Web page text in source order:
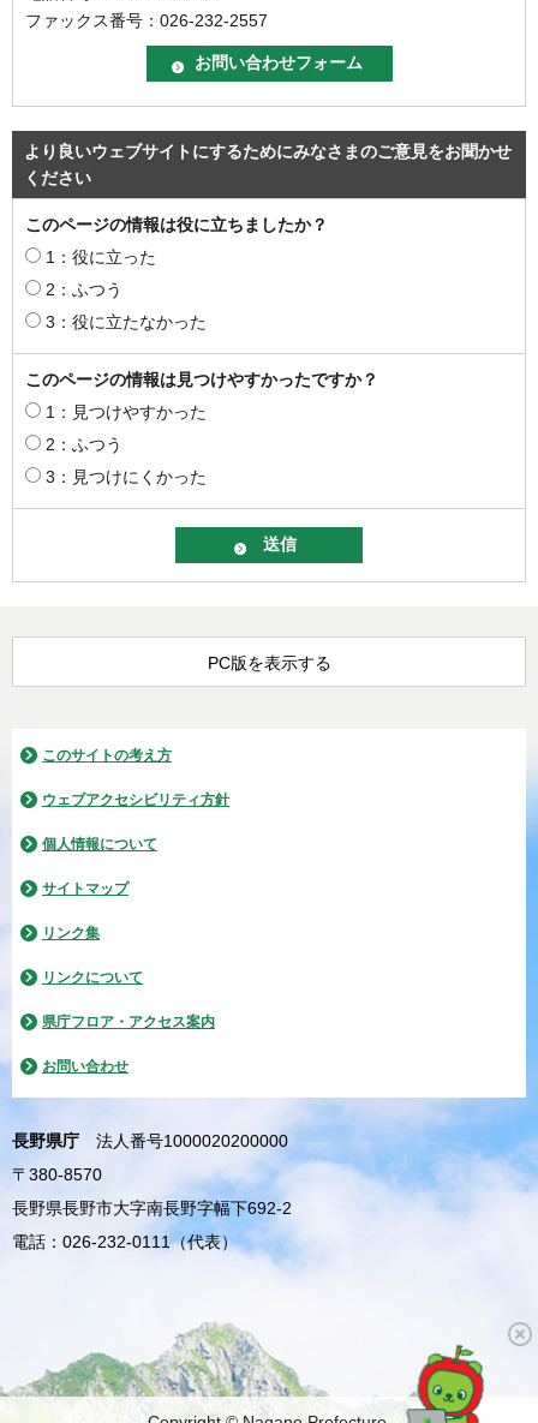
ファックス番号：026-232-2557
より良いウェブサイトにするためにみなさまのご意見をお聞かせ
ください
このページの情報は役に立ちましたか？
1：役に立った
2：ふつう
3：役に立たなかった
このページの情報は見つけやすかったですか？
1：見つけやすかった
2：ふつう
3：見つけにくかった
PC版を表示する
このサイトの考え方
ウェブアクセシビリティ方針
個人情報について
サイトマップ
リンク集
リンクについて
県庁フロア・アクセス案内
お問い合わせ
長野県庁
法人番号1000020200000
〒380-8570
長野県長野市大字南長野字幅下692-2
電話：026-232-0111（代表）